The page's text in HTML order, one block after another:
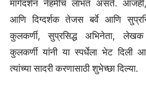
मार्गदर्शन नेहमीच लाभत असते.
आणि दिग्दर्शक तेजस बर्वे आणि
कुलकर्णी, सुप्रसिद्ध अभिनेता, लेखक
कुलकर्णी यांनी या स्पर्धेला भेट दिली
त्यांच्या सादरी करणासाठी शुभेच्छा दिल्या.